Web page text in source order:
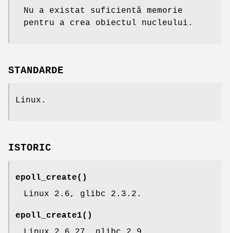
Nu a existat suficientă memorie
pentru a crea obiectul nucleului.
STANDARDE
Linux.
ISTORIC
epoll_create()
Linux 2.6, glibc 2.3.2.
epoll_create1()